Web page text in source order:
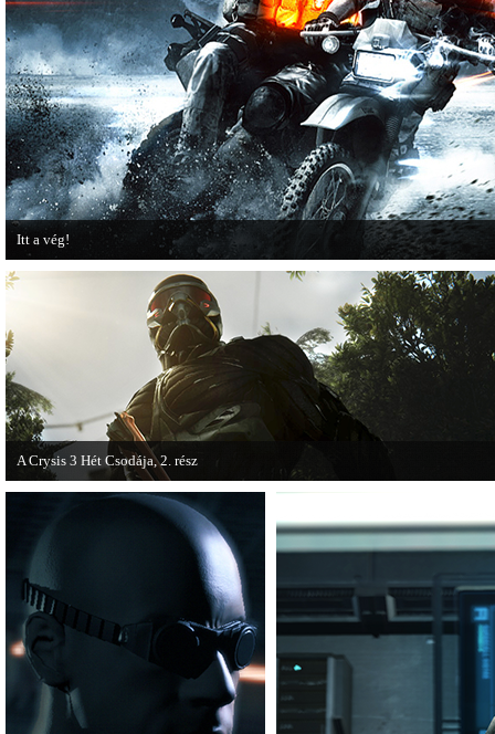
Itt a vég!
Hamarosan minden infó kiderül a Battlefield 3 utolsó, End Game
A Crysis 3 Hét Csodája, 2. rész
Megjelent a Crysis 3 videosorozat második része, amely a The Hunt címet